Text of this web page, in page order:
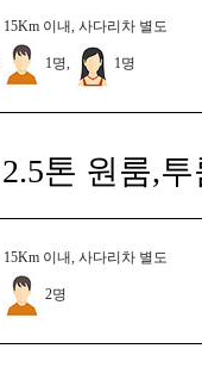
이내, 사다리차 별도
1명, 1명
톤 원룸,
이내, 사다리차 별도
2명